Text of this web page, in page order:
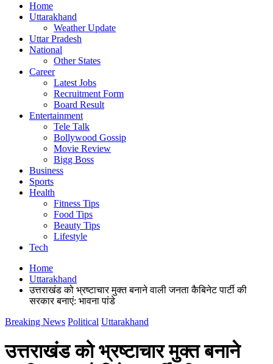
Home
Uttarakhand
Weather Update
Uttar Pradesh
National
Other States
Career
Latest Jobs
Recruitment Form
Board Result
Entertainment
Tele Talk
Bollywood Gossip
Movie Review
Bigg Boss
Business
Sports
Health
Fitness Tips
Food Tips
Beauty Tips
Lifestyle
Tech
Home
Uttarakhand
उत्तराखंड को भ्रष्टाचार मुक्त बनाने वाली जनता कैबिनेट पार्टी की
सरकार बनाएं: भावना पांडे
Breaking News Political Uttarakhand
उत्तराखंड को भ्रष्टाचार मुक्त बनाने